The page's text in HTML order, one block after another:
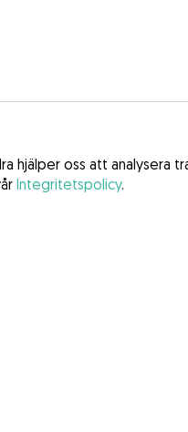
hjälper oss att analysera
Integritetspolicy.